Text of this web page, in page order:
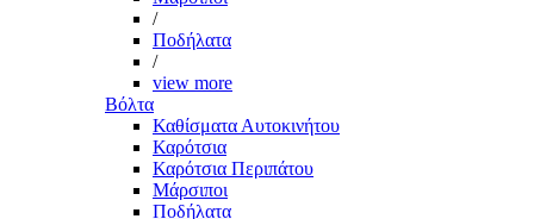
/
Ποδήλατα
/
view more
Βόλτα
Καθίσματα Αυτοκινήτου
Καρότσια
Καρότσια Περιπάτου
Μάρσιποι
Ποδήλατα